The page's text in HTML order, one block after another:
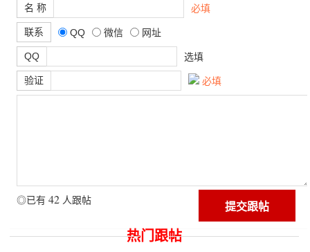
名 称 必填
联系 QQ 微信 网址
QQ 选填
验证 必填
◎已有 42 人跟帖
热门跟帖